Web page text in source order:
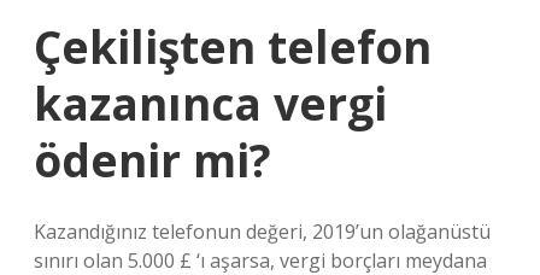
Çekilişten telefon
kazanınca vergi
ödenir mi?
Kazandığınız telefonun değeri, 2019’un olağanüstü
sınırı olan 5.000 £ ‘ı aşarsa, vergi borçları meydana